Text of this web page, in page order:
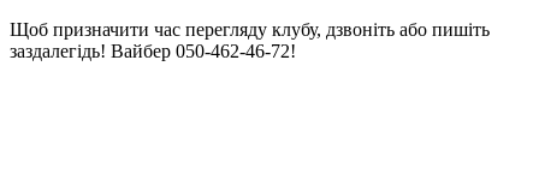
Щоб призначити час перегляду клубу, дзвоніть або пишіть
заздалегідь! Вайбер 050-462-46-72!